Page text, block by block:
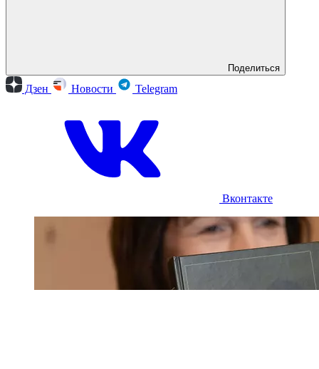
Поделиться
Дзен Новости Telegram
Вконтакте